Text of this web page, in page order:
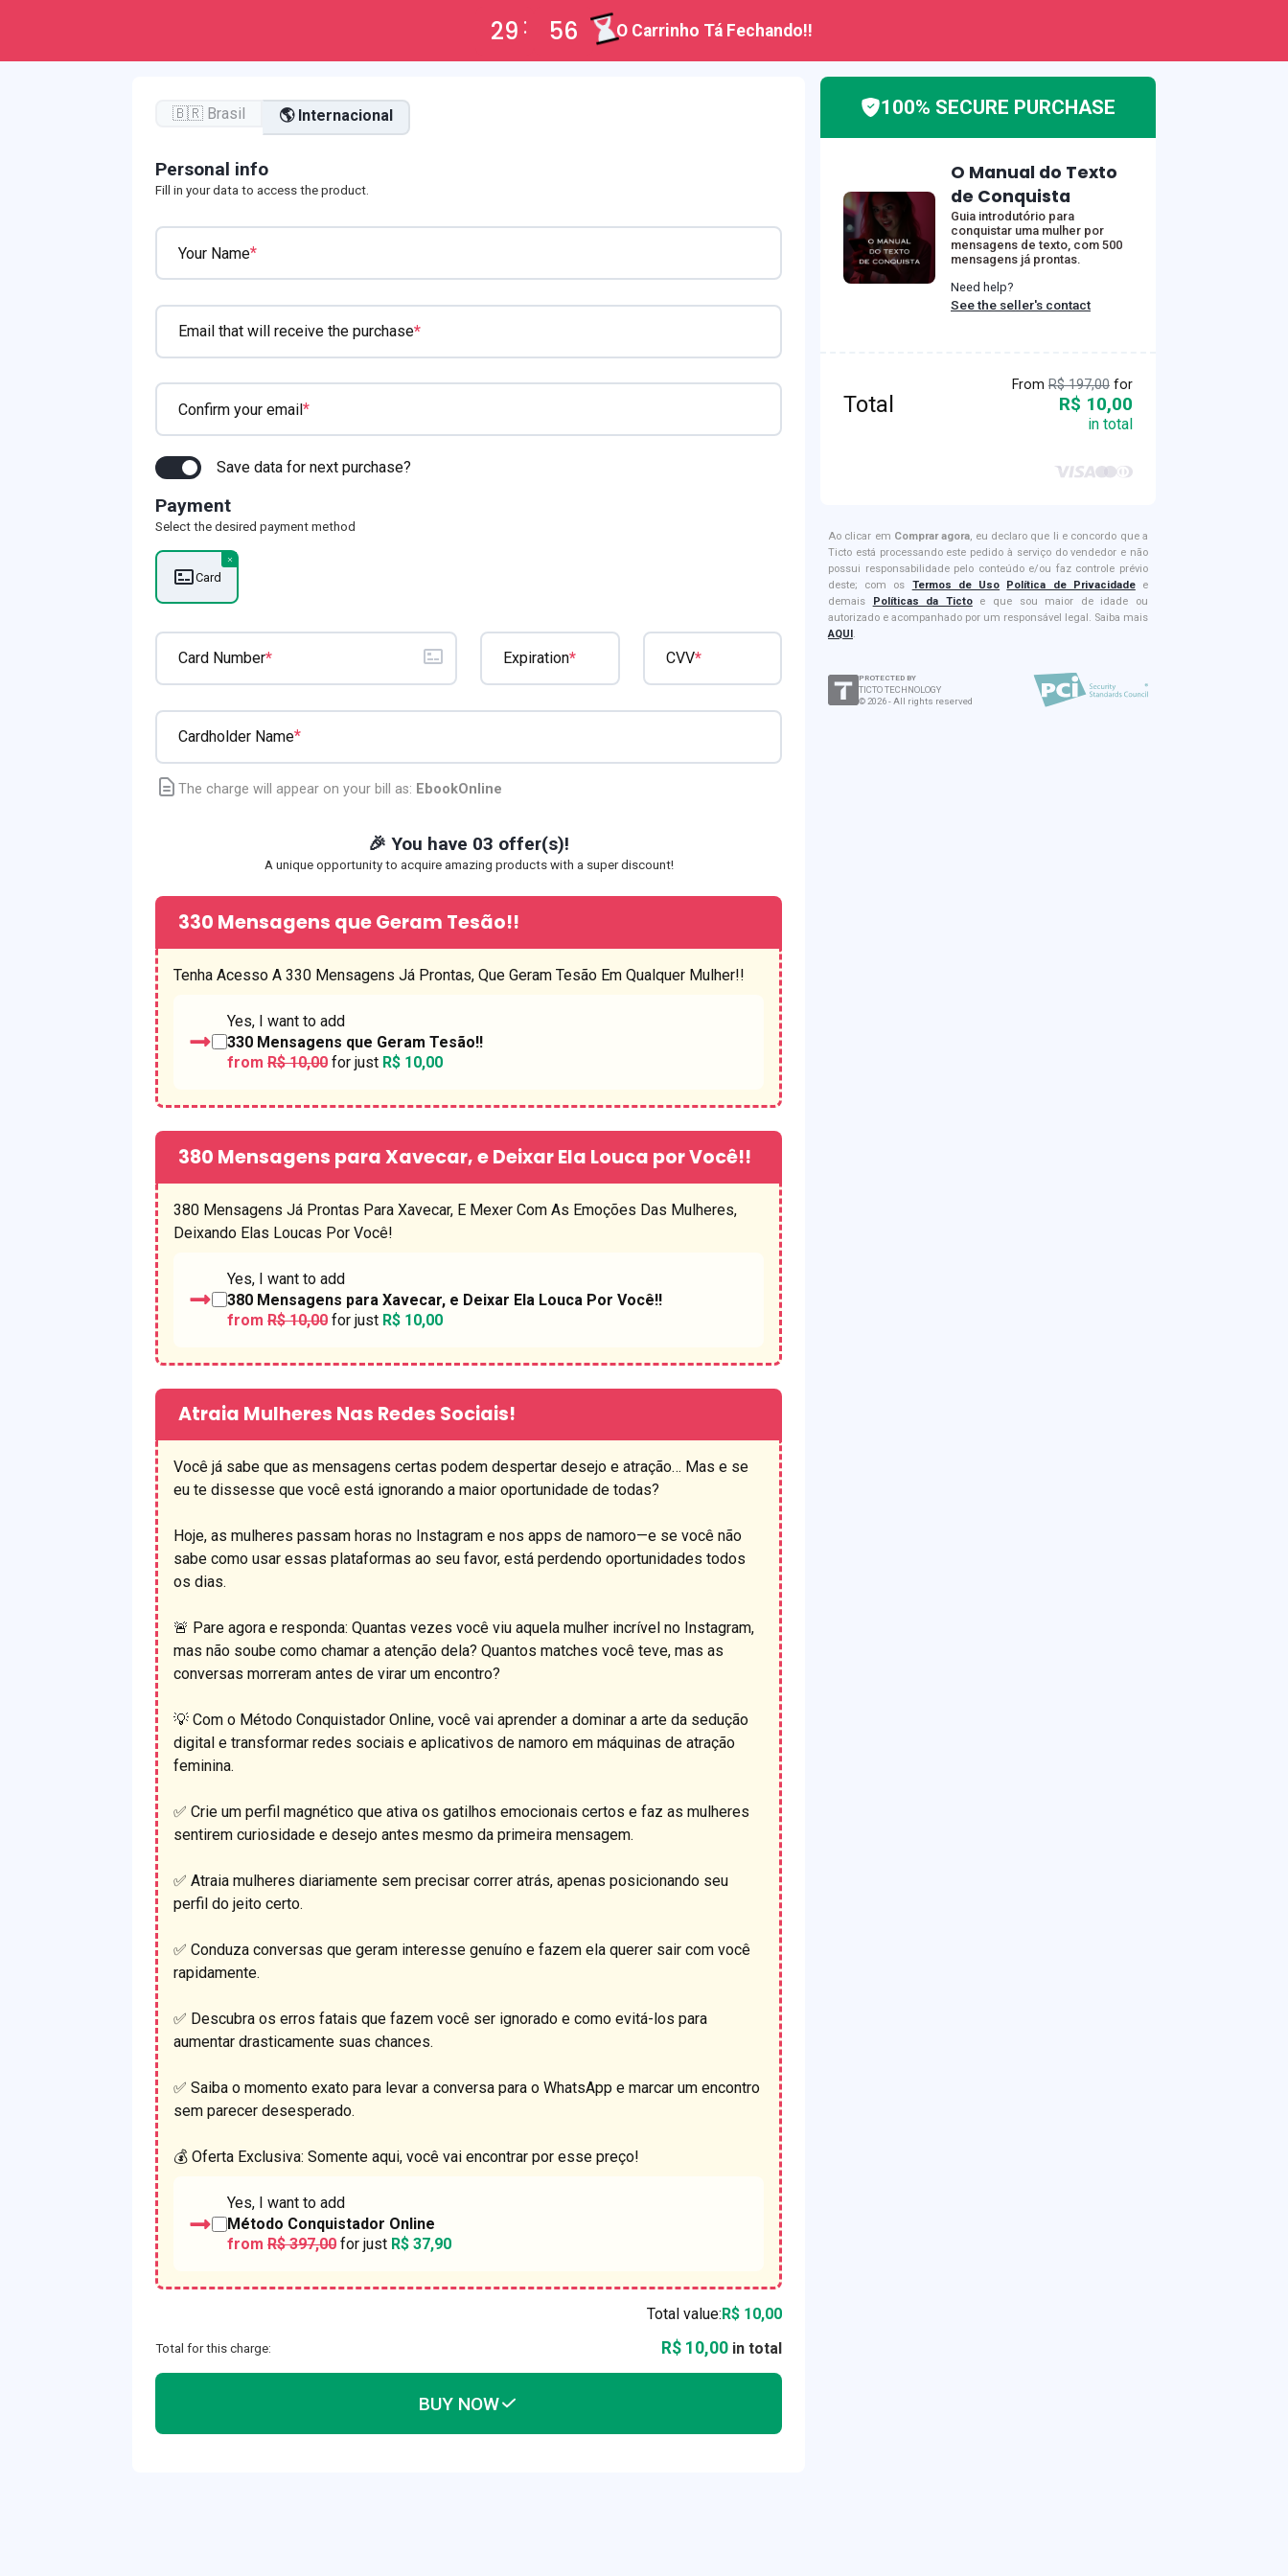
29 56 O Carrinho Tá Fechando!!
🇧🇷 Brasil 🌎 Internacional
Personal info
Fill in your data to access the product.
Your Name*
Email that will receive the purchase*
Confirm your email*
Save data for next purchase?
Payment
Select the desired payment method
Card
Card Number* Expiration* CVV*
Cardholder Name*
The charge will appear on your bill as: EbookOnline
🎉 You have 03 offer(s)!
A unique opportunity to acquire amazing products with a super discount!
330 Mensagens que Geram Tesão!!
Tenha Acesso A 330 Mensagens Já Prontas, Que Geram Tesão Em Qualquer Mulher!!
Yes, I want to add
330 Mensagens que Geram Tesão!!
from R$ 10,00 for just R$ 10,00
380 Mensagens para Xavecar, e Deixar Ela Louca por Você!!
380 Mensagens Já Prontas Para Xavecar, E Mexer Com As Emoções Das Mulheres,
Deixando Elas Loucas Por Você!
Yes, I want to add
380 Mensagens para Xavecar, e Deixar Ela Louca Por Você!!
from R$ 10,00 for just R$ 10,00
Atraia Mulheres Nas Redes Sociais!
Você já sabe que as mensagens certas podem despertar desejo e atração… Mas e se
eu te dissesse que você está ignorando a maior oportunidade de todas?
Hoje, as mulheres passam horas no Instagram e nos apps de namoro—e se você não
sabe como usar essas plataformas ao seu favor, está perdendo oportunidades todos
os dias.
🚨 Pare agora e responda: Quantas vezes você viu aquela mulher incrível no Instagram,
mas não soube como chamar a atenção dela? Quantos matches você teve, mas as
conversas morreram antes de virar um encontro?
💡 Com o Método Conquistador Online, você vai aprender a dominar a arte da sedução
digital e transformar redes sociais e aplicativos de namoro em máquinas de atração
feminina.
✅ Crie um perfil magnético que ativa os gatilhos emocionais certos e faz as mulheres
sentirem curiosidade e desejo antes mesmo da primeira mensagem.
✅ Atraia mulheres diariamente sem precisar correr atrás, apenas posicionando seu
perfil do jeito certo.
✅ Conduza conversas que geram interesse genuíno e fazem ela querer sair com você
rapidamente.
✅ Descubra os erros fatais que fazem você ser ignorado e como evitá-los para
aumentar drasticamente suas chances.
✅ Saiba o momento exato para levar a conversa para o WhatsApp e marcar um encontro
sem parecer desesperado.
💰 Oferta Exclusiva: Somente aqui, você vai encontrar por esse preço!
Yes, I want to add
Método Conquistador Online
from R$ 397,00 for just R$ 37,90
Total value:R$ 10,00
Total for this charge: R$ 10,00 in total
BUY NOW
100% SECURE PURCHASE
O Manual do Texto
de Conquista
Guia introdutório para
conquistar uma mulher por
mensagens de texto, com 500
mensagens já prontas.
Need help?
See the seller's contact
From R$ 197,00 for
Total R$ 10,00
in total
Ao clicar em Comprar agora, eu declaro que li e concordo que a
Ticto está processando este pedido à serviço do vendedor e não
possui responsabilidade pelo conteúdo e/ou faz controle prévio
deste; com os Termos de Uso Política de Privacidadee
demais
Políticas da Tictoe que sou maior de idade ou
autorizado e acompanhado por um responsável legal. Saiba mais
AQUI .
PROTECTED BY
TICTO TECHNOLOGY
©2026- All rights reserved